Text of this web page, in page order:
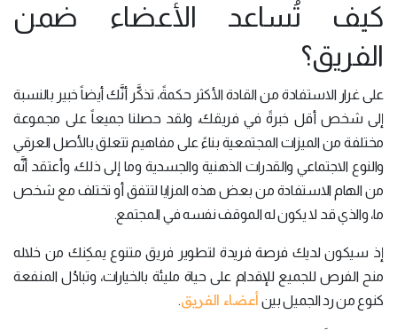
كيف تُساعد الأعضاء ضمن
الفريق؟
على غرار الاستفادة من القادة الأكثر حكمةً، تذكَّر أنَّك أيضاً خبير بالنسبة
إلى شخص أقل خبرةً في فريقك، ولقد حصلنا جميعاً على مجموعة
مختلفة من الميزات المجتمعية بناءً على مفاهيم تتعلق بالأصل العرقي
والنوع الاجتماعي والقدرات الذهنية والجسدية وما إلى ذلك، وأعتقد أنَّه
من الهام الاستفادة من بعض هذه المزايا لتتفق أو تختلف مع شخص
ما، والذي قد لا يكون له الموقف نفسه في المجتمع.
إذ سيكون لديك فرصة فريدة لتطوير فريق متنوع يمكِنك من خلاله
منح الفرص للجميع للإقدام على حياة مليئة بالخيارات، وتبادُل المنفعة
كنوع من رد الجميل بين أعضاء الفريق.